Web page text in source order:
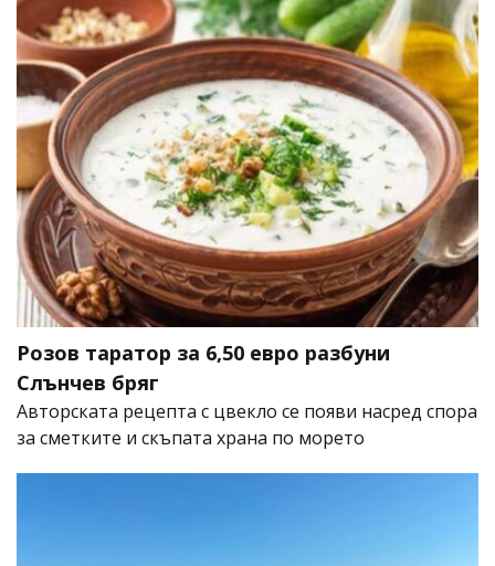
Розов таратор за 6,50 евро разбуни
Слънчев бряг
Авторската рецепта с цвекло се появи насред спора
за сметките и скъпата храна по морето